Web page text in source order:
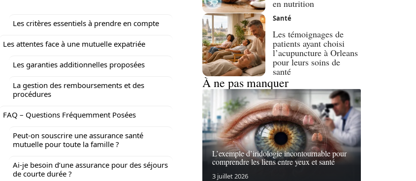
Les critères essentiels à prendre en compte
Les attentes face à une mutuelle expatriée
Les garanties additionnelles proposées
La gestion des remboursements et des
procédures
FAQ – Questions Fréquemment Posées
Peut-on souscrire une assurance santé
mutuelle pour toute la famille ?
Ai-je besoin d’une assurance pour des séjours
de courte durée ?
en nutrition
Santé
Les témoignages de
patients ayant choisi
l’acupuncture à Orleans
pour leurs soins de
santé
À ne pas manquer
L’exemple d’iridologie incontournable pour
comprendre les liens entre yeux et santé
3 juillet 2026